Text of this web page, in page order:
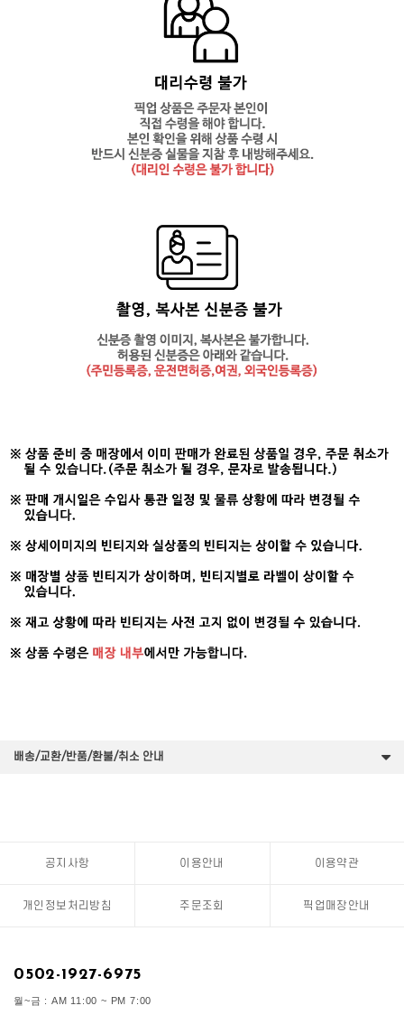
배송/교환/반품/환불/취소 안내
공지사항 이용안내 이용약관
개인정보처리방침 주문조회 픽업매장안내
0502-1927-6975
월~금 : AM 11:00 ~ PM 7:00